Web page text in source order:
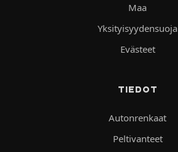
Maa
Yksityisyydensuoja
Evästeet
TIEDOT
Autonrenkaat
Peltivanteet